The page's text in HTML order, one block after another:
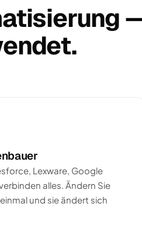
Lexware, Google
alles. Ändern Sie
und sie ändert sich